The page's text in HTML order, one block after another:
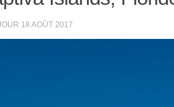
18 AOÛT 2017